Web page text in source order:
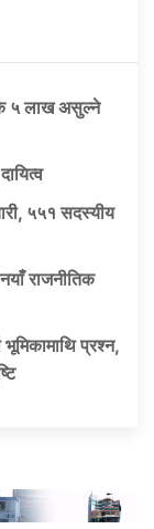
५ लाख असुल्ने
५५१ सदस्यीय
राजनीतिक
प्रश्न,